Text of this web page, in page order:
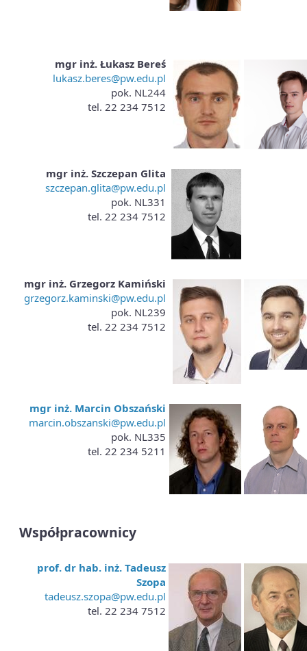
mgr inż. Łukasz Bereś
lukasz.beres@pw.edu.pl
pok. NL244
tel. 22 234 7512
mgr inż. Szczepan Glita
szczepan.glita@pw.edu.pl
pok. NL331
tel. 22 234 7512
mgr inż. Grzegorz Kamiński
grzegorz.kaminski@pw.edu.pl
pok. NL239
tel. 22 234 7512
mgr inż. Marcin Obszański
marcin.obszanski@pw.edu.pl
pok. NL335
tel. 22 234 5211
Współpracownicy
prof. dr hab. inż. Tadeusz
Szopa
tadeusz.szopa@pw.edu.pl
tel. 22 234 7512